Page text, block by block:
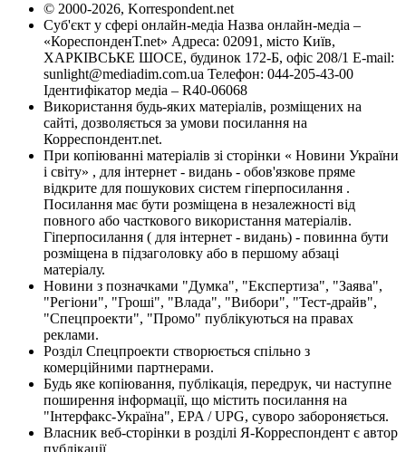
© 2000-2026, Korrespondent.net
Суб'єкт у сфері онлайн-медіа Назва онлайн-медіа –
«КореспонденТ.net» Адреса: 02091, місто Київ,
ХАРКІВСЬКЕ ШОСЕ, будинок 172-Б, офіс 208/1 E-mail:
sunlight@mediadim.com.ua Телефон: 044-205-43-00
Ідентифікатор медіа – R40-06068
Використання будь-яких матеріалів, розміщених на
сайті, дозволяється за умови посилання на
Корреспондент.net.
При копіюванні матеріалів зі сторінки « Новини України
і світу» , для інтернет - видань - обов'язкове пряме
відкрите для пошукових систем гіперпосилання .
Посилання має бути розміщена в незалежності від
повного або часткового використання матеріалів.
Гіперпосилання ( для інтернет - видань) - повинна бути
розміщена в підзаголовку або в першому абзаці
матеріалу.
Новини з позначками "Думка", "Експертиза", "Заява",
"Регіони", "Гроші", "Влада", "Вибори", "Тест-драйв",
"Спецпроекти", "Промо" публікуються на правах
реклами.
Розділ Спецпроекти створюється спільно з
комерційними партнерами.
Будь яке копіювання, публікація, передрук, чи наступне
поширення інформації, що містить посилання на
"Інтерфакс-Україна", EPA / UPG, суворо забороняється.
Власник веб-сторінки в розділі Я-Корреспондент є автор